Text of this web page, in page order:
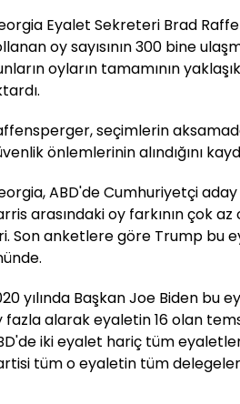
Eyalet Sekreteri Brad
oy sayısının 300 bine
oyların tamamının
seçimlerin
önlemlerinin alındığını
ABD'de Cumhuriyetçi
arasındaki oy farkının çok
Son anketlere göre Trump bu
yılında Başkan Joe Biden bu
fazla alarak eyaletin 16 olan
iki eyalet hariç tüm
tüm o eyaletin tüm